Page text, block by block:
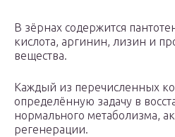
В зёрнах содержится
кислота, аргинин, лизин и
вещества.
Каждый из перечисленных
определённую задачу в
нормального метаболизма,
регенерации.